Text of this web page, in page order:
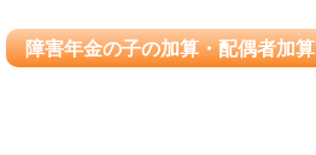
障害年金の子の加算・配偶者加算